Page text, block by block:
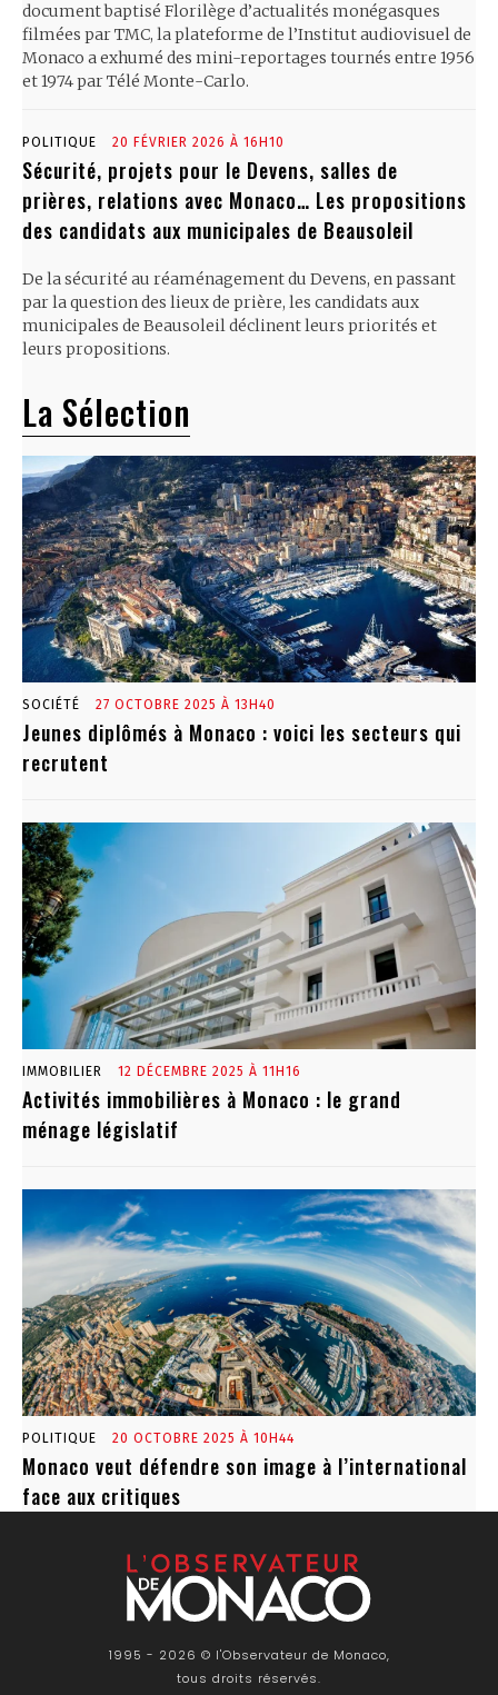
document baptisé Florilège d’actualités monégasques
filmées par TMC, la plateforme de l’Institut audiovisuel de
Monaco a exhumé des mini-reportages tournés entre 1956
et 1974 par Télé Monte-Carlo.
POLITIQUE 20 FÉVRIER 2026 À 16H10
Sécurité, projets pour le Devens, salles de
prières, relations avec Monaco… Les propositions
des candidats aux municipales de Beausoleil
De la sécurité au réaménagement du Devens, en passant
par la question des lieux de prière, les candidats aux
municipales de Beausoleil déclinent leurs priorités et
leurs propositions.
La Sélection
SOCIÉTÉ 27 OCTOBRE 2025 À 13H40
Jeunes diplômés à Monaco : voici les secteurs qui
recrutent
IMMOBILIER 12 DÉCEMBRE 2025 À 11H16
Activités immobilières à Monaco : le grand
ménage législatif
POLITIQUE 20 OCTOBRE 2025 À 10H44
Monaco veut défendre son image à l’international
face aux critiques
1995 - 2026 © l'Observateur de Monaco,
tous droits réservés.